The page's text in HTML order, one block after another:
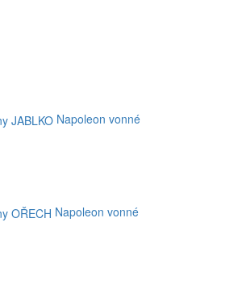
Napoleon vonné
Napoleon vonné